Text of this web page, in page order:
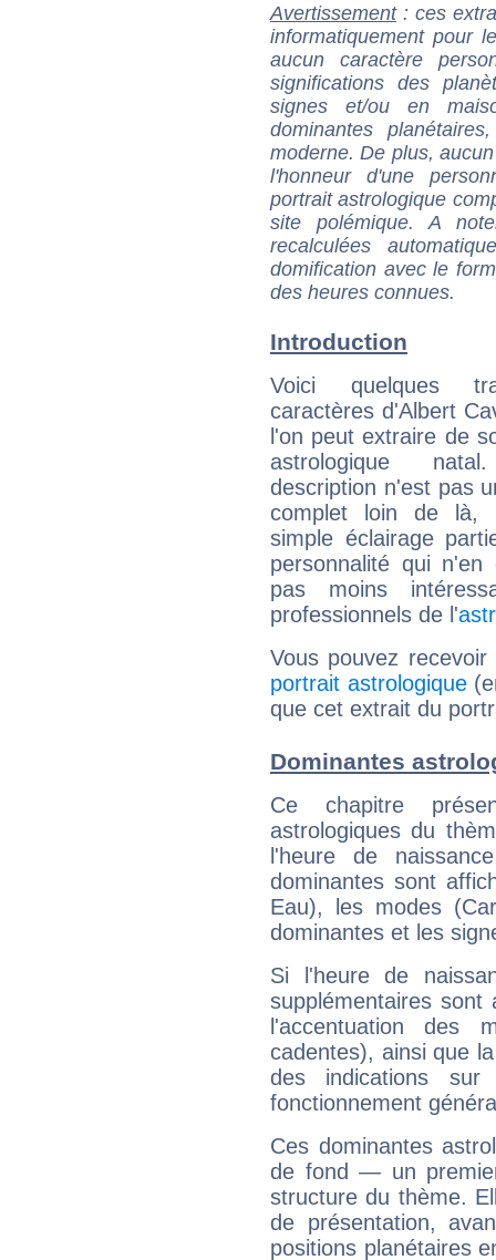
Avertissement: ces
informatiquement pour
aucun caractère
significations des
signes et/ou en
dominantes
moderne. De plus,
l'honneur d'une
portrait astrologique
site polémique. A
recalculées
domification avec le
des heures connues.
Introduction
Voici quelques
caractères d'Albert
l'on peut extraire de
astrologique
description n'est pas
complet loin de là,
simple éclairage
personnalité qui n'en
pas moins
professionnels de l'
Vous pouvez
portrait astrologique
que cet extrait du
Dominantes
Ce chapitre
astrologiques du
l'heure de
dominantes sont
Eau), les modes
dominantes et les
Si l'heure de
supplémentaires sont
l'accentuation des
cadentes), ainsi que
des indications sur
fonctionnement
Ces dominantes
de fond — un
structure du thème.
de présentation,
positions planétaires